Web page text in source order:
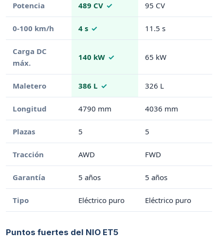
Potencia 489 CV 95 CV
0-100 km/h 4 s 11.5 s
Carga DC
máx.
140 kW 65 kW
Maletero 386 L 326 L
Longitud 4790 mm 4036 mm
Plazas 5 5
Tracción AWD FWD
Garantía 5 años 5 años
Tipo Eléctrico puro Eléctrico puro
Puntos fuertes del NIO ET5